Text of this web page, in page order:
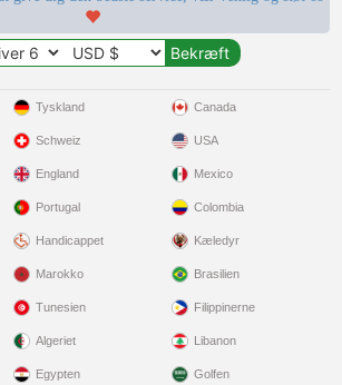
Tyskland
Schweiz
England
Portugal
Handicappet
Canada
USA
Mexico
Colombia
Kæledyr
Marokko
Tunesien
Algeriet
Egypten
Brasilien
Filippinerne
Libanon
Golfen